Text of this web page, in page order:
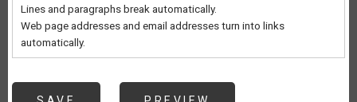
Lines and paragraphs break automatically.
Web page addresses and email addresses turn into links
automatically.